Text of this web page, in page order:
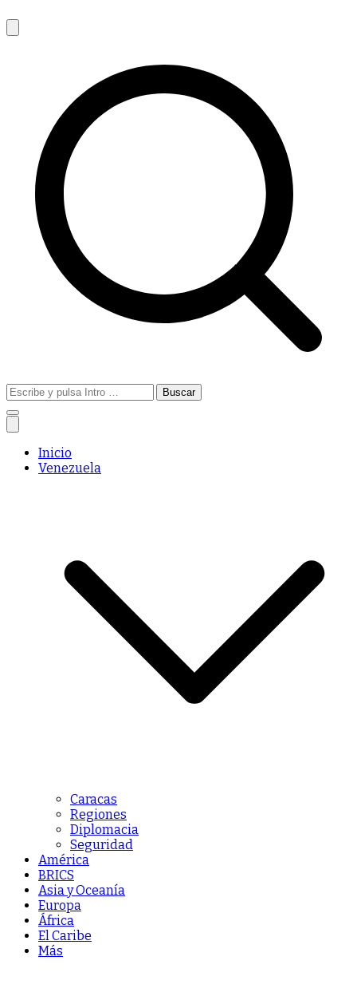
Buscar:
Inicio
Venezuela
Caracas
Regiones
Diplomacia
Seguridad
América
BRICS
Asia y Oceanía
Europa
África
El Caribe
Más